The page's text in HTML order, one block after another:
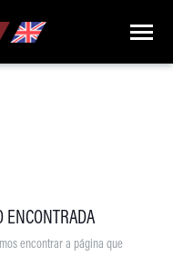
ENCONTRADA
encontrar a página que